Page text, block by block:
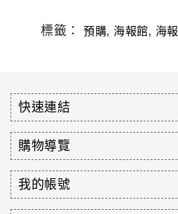
標籤： 預購, 海報館, 海報
快速連結
購物導覽
我的帳號